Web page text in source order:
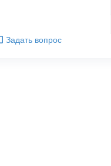
Задать вопрос